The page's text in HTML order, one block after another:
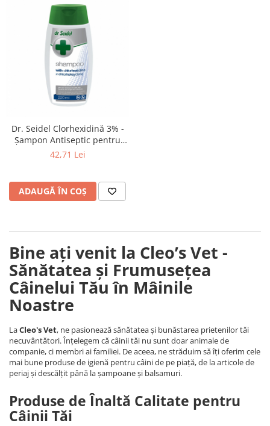
Dr. Seidel Clorhexidină 3% -
Șampon Antiseptic pentru
Câini
42,71 Lei
ADAUGĂ ÎN COȘ
Bine ați venit la Cleo’s Vet -
Sănătatea și Frumusețea
Câinelui Tău în Mâinile
Noastre
LaCleo's Vet, ne pasionează sănătatea și bunăstarea prietenilor tăi
necuvântători. Înțelegem că câinii tăi nu sunt doar animale de
companie, ci membri ai familiei. De aceea, ne străduim să îți oferim cele
mai bune produse de igienă pentru câini de pe piață, de la articole de
periaj și descălțit până la șampoane și balsamuri.
Produse de Înaltă Calitate pentru
Câinii Tăi